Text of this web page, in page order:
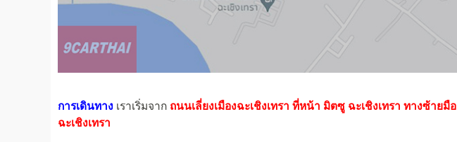
การเดินทาง เราเริ่มจาก ถนนเลี่ยงเมืองฉะเชิงเทรา ที่หน้า มิตซู ฉะเชิงเทรา ทางซ้ายมือ
ฉะเชิงเทรา